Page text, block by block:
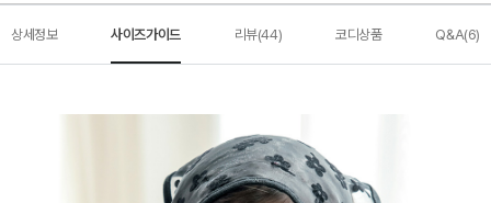
상세정보 사이즈가이드 리뷰(44) 코디상품 Q&A(6)